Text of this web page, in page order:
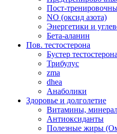
Пост-
NO (оксид азота)
Энергетики и
Бета-аланин
Пов. тестостерона
Бустер тестостерона
Трибулус
zma
dhea
Анаболики
Здоровье и долголетие
Витамины,
Антиоксиданты
Полезные жиры